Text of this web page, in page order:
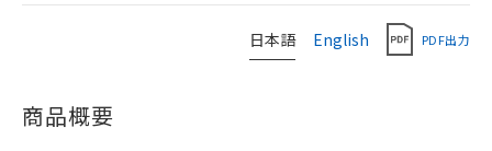
日本語 English PDF出力
商品概要